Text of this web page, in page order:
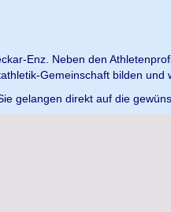
Enz. Neben den
Gemeinschaft bilden und
gelangen direkt auf die